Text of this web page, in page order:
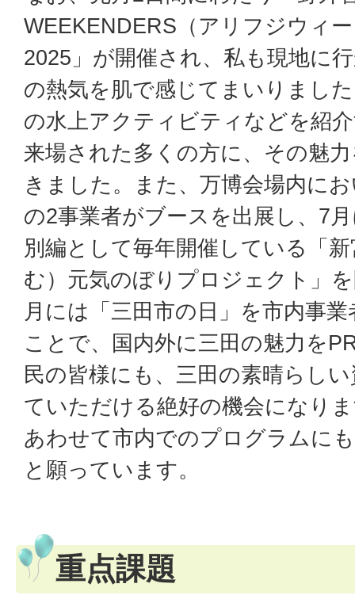
WEEKENDERS（アリフジウィ
2025」が開催され、私も現地に
の熱気を肌で感じてまいりまし
の水上アクティビティなどを紹
来場された多くの方に、その魅
きました。また、万博会場内に
の2事業者がブースを出展し、7
別編として毎年開催している「
む）元気のぼりプロジェクト」
月には「三田市の日」を市内事
ことで、国内外に三田の魅力を
民の皆様にも、三田の素晴らし
ていただける絶好の機会になり
あわせて市内でのプログラムに
と願っています。
重点課題